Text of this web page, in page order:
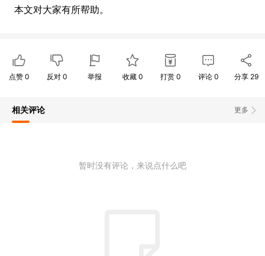
本文对大家有所帮助。
点赞 0 反对 0 举报 收藏 0 打赏 0 评论 0 分享 29
更多
相关评论
暂时没有评论，来说点什么吧